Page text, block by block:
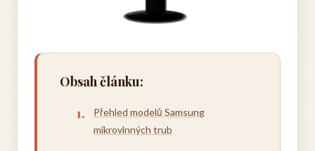
Obsah článku:
Přehled modelů Samsung
mikrovlnných trub